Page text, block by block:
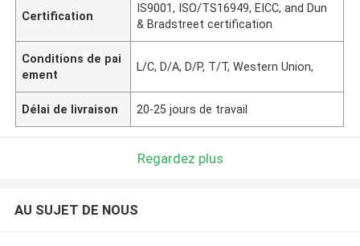
Certification
IS9001, ISO/TS16949, EICC, and Dun
& Bradstreet certification
Conditions de pai
ement
L/C, D/A, D/P, T/T, Western Union,
Délai de livraison 20-25 jours de travail
Regardez plus
AU SUJET DE NOUS